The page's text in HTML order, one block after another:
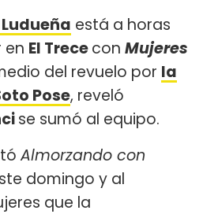
está a horas
en El Trececon Mujeres
del revuelo por la
Pose, reveló
se sumó al equipo.
Almorzando con
domingo y al
que la